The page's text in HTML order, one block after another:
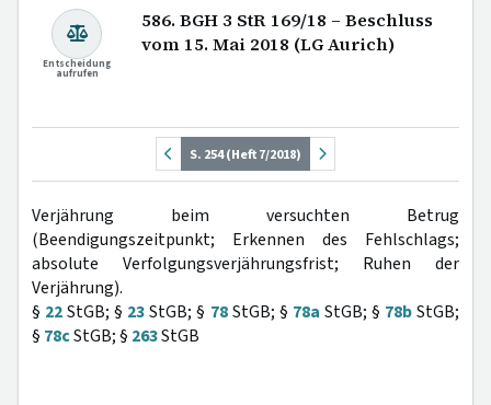
Entscheidung
aufrufen
586. BGH 3 StR 169/18 – Beschluss
vom 15. Mai 2018 (LG Aurich)
S. 254 (Heft 7/2018)
Verjährung beim versuchten Betrug
(Beendigungszeitpunkt; Erkennen des Fehlschlags;
absolute Verfolgungsverjährungsfrist; Ruhen der
Verjährung).
§ 22StGB; § 23StGB; § 78StGB; § 78a StGB; § 78bStGB;
§ 78cStGB; § 263StGB